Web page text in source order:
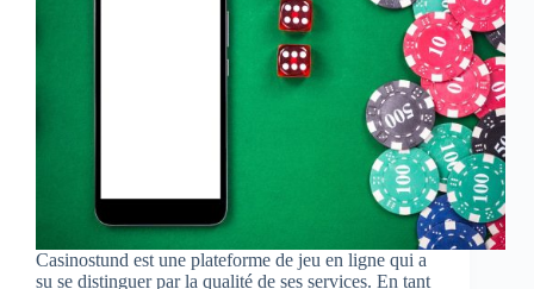
Casinostund est une plateforme de jeu en ligne qui a
su se distinguer par la qualité de ses services. En tant